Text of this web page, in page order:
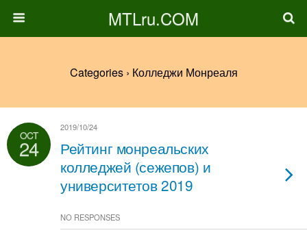
MTLru.COM
Categories › Колледжи Монреаля
OCT
24
2019/10/24
Рейтинг монреальских
колледжей (сежепов) и
университетов 2019
NO RESPONSES